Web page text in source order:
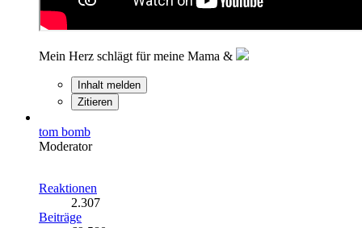
Mein Herz schlägt für meine Mama &
Inhalt melden
Zitieren
tom bomb
Moderator
Reaktionen
2.307
Beiträge